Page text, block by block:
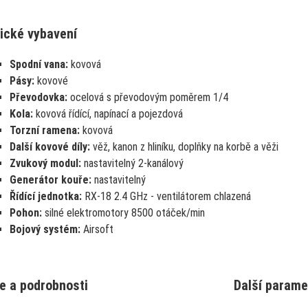
vybavení
Spodní vana: kovová
Pásy: kovové
Převodovka: ocelová s převodovým poměrem 1/4
Kola: kovová řídící, napínací a pojezdová
Torzní ramena: kovová
Další kovové díly: věž, kanon z hliníku, doplňky na korbě a věži
Zvukový modul: nastavitelný 2-kanálový
Generátor kouře: nastavitelný
Řídící jednotka: RX-18 2.4 GHz - ventilátorem chlazená
Pohon: silné elektromotory 8500 otáček/min
Bojový systém: Airsoft
a podrobnosti Další